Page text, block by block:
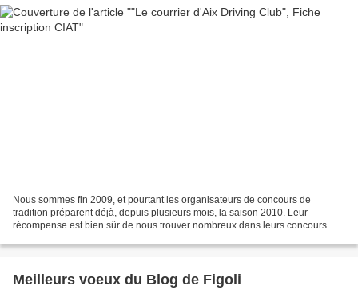
Nous sommes fin 2009, et pourtant les organisateurs de concours de
tradition préparent déjà, depuis plusieurs mois, la saison 2010. Leur
récompense est bien sûr de nous trouver nombreux dans leurs concours.
Meilleurs voeux du Blog de Figoli